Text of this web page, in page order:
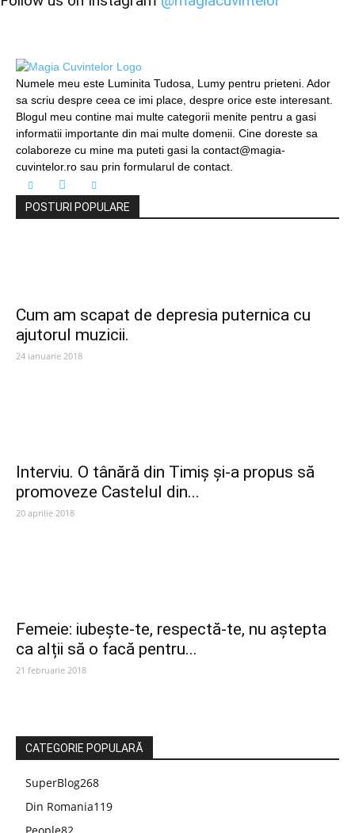
Numele meu este Luminita Tudosa, Lumy pentru prieteni. Ador
sa scriu despre ceea ce imi place, despre orice este interesant.
Blogul meu contine mai multe categorii menite pentru a gasi
informatii importante din mai multe domenii. Cine doreste sa
colaboreze cu mine ma puteti gasi la contact@magia-
cuvintelor.ro sau prin formularul de contact.
POSTURI POPULARE
Cum am scapat de depresia puternica cu
ajutorul muzicii.
24 ianuarie 2018
Interviu. O tânără din Timiș și-a propus să
promoveze Castelul din...
20 aprilie 2018
Femeie: iubește-te, respectă-te, nu aștepta
ca alții să o facă pentru...
21 februarie 2018
CATEGORIE POPULARĂ
SuperBlog268
Din Romania119